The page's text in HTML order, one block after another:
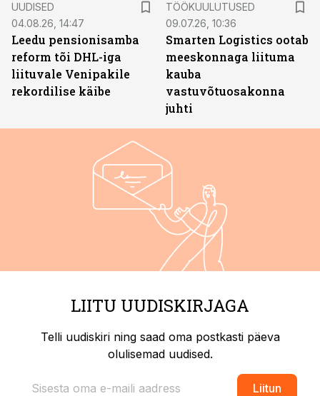
UUDISED
04.08.26, 14:47
Leedu pensionisamba
reform tõi DHL-iga
liituvale Venipakile
rekordilise käibe
TÖÖKUULUTUSED
09.07.26, 10:36
Smarten Logistics ootab
meeskonnaga liituma
kauba
vastuvõtuosakonna
juhti
LIITU UUDISKIRJAGA
Telli uudiskiri ning saad oma postkasti päeva
olulisemad uudised.
Liitun